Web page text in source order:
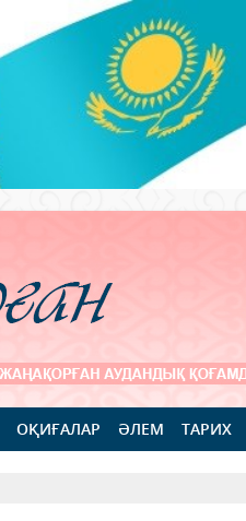
ОҚИҒАЛАР ӘЛЕМ ТАРИХ